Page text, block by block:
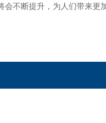
不断提升，为人们带来更